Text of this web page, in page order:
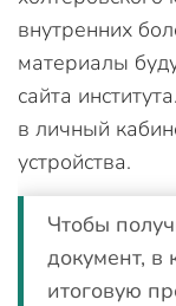
внутренних
материалы
сайта
в личный
устройства.
Чтобы
документ, в
итоговую